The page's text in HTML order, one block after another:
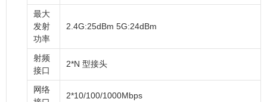
最大
发射
功率
2.4G:25dBm 5G:24dBm
射频
接口
2*N 型接头
网络
2*10/100/1000Mbps